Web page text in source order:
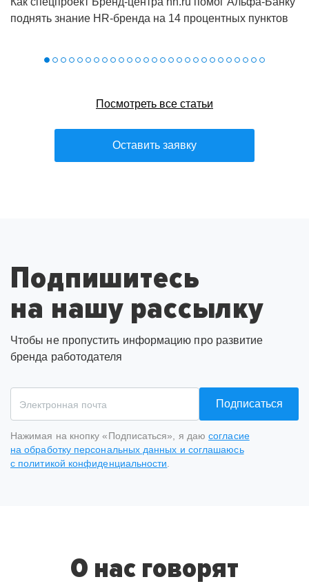
поднять знание HR‑бренда на 14 процентных пунктов
Посмотреть все статьи
Оставить заявку
Подпишитесь
на нашу рассылку
Чтобы не пропустить информацию про развитие
бренда работодателя
Подписаться
Нажимая на кнопку «Подписаться», я даюсогласие
на обработку персональных данных и соглашаюсь
с политикой конфиденциальности
на рассылку
О нас говорят